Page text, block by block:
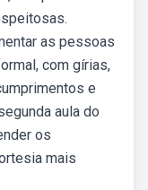
as pessoas
com gírias,
e
aula do
os
mais